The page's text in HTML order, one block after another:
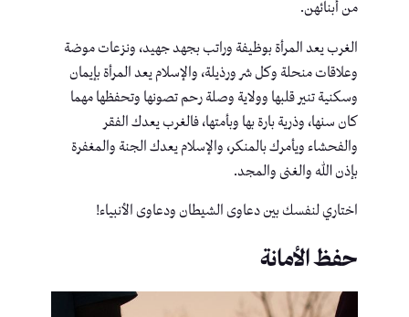
من أبنائهن.
الغرب يعد المرأة بوظيفة وراتب بجهد جهيد، ونزعات موضة
وعلاقات منحلة وكل شر ورذيلة، والإسلام يعد المرأة بإيمان
وسكنية تنير قلبها وولاية وصلة رحم تصونها وتحفظها مهما
كان سنها، وذرية بارة بها وبأمتها، فالغرب يعدك الفقر
والفحشاء ويأمرك بالمنكر، والإسلام يعدك الجنة والمغفرة
بإذن الله والغنى والمجد.
اختاري لنفسك بين دعاوى الشيطان ودعاوى الأنبياء!
حفظ الأمانة